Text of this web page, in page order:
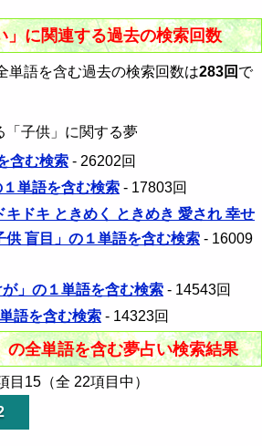
」に関連する過去の検索回数
語を含む過去の検索回数は283回 で
「子供」に関する夢
含む検索 - 26202回
１単語を含む検索 - 17803回
キドキ ときめく ときめき 愛され 幸せ
供 盲目」の１単語を含む検索 - 16009
が」の１単語を含む検索 - 14543回
語を含む検索 - 14323回
の全単語を含む夢占い検索結果
目15（全 22項目中）